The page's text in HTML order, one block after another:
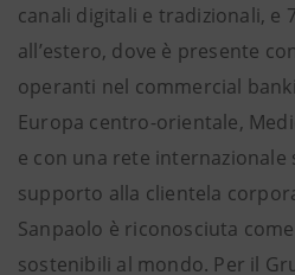
canali digitali e tradizionali, e
all’estero, dove è presente
operanti nel commercial
Europa centro-orientale,
e con una rete internazionale
supporto alla clientela
Sanpaolo è riconosciuta
sostenibili al mondo. Per il